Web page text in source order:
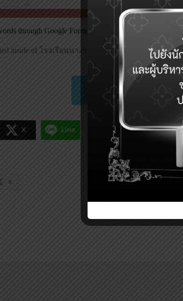
ตรวจสอบการตอบกลับ
X Line
X